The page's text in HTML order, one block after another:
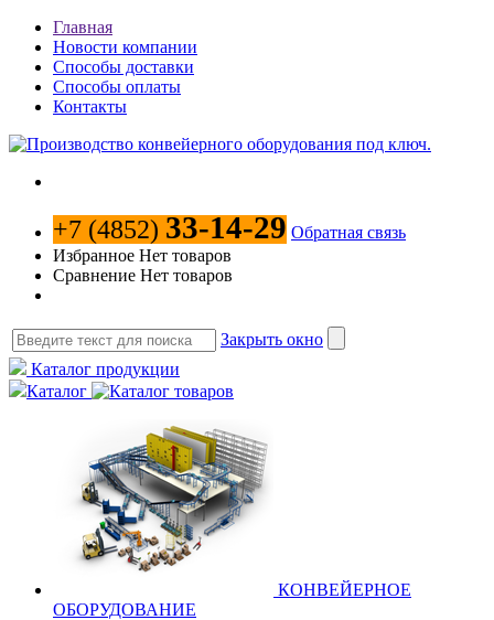
Главная
Новости компании
Способы доставки
Способы оплаты
Контакты
+7 (4852) 33-14-29 Обратная связь
Избранное Нет товаров
Сравнение Нет товаров
Закрыть окно
Каталог продукции
Каталог
КОНВЕЙЕРНОЕ
ОБОРУДОВАНИЕ